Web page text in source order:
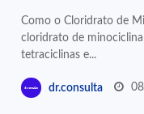
Como o Cloridrato de
cloridrato de
tetraciclinas e...
dr.consulta